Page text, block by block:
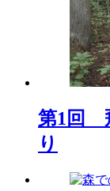
第1回
り